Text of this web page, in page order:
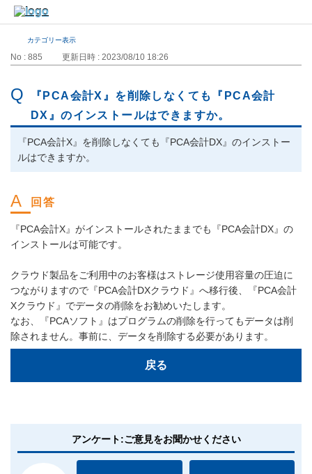
カテゴリー表示
No : 885 更新日時 : 2023/08/10 18:26
『PCA会計X』を削除しなくても『PCA会計
DX』のインストールはできますか。
『PCA会計X』を削除しなくても『PCA会計DX』のインストー
ルはできますか。
『PCA会計X』がインストールされたままでも『PCA会計DX』の
インストールは可能です。
クラウド製品をご利用中のお客様はストレージ使用容量の圧迫に
つながりますので『PCA会計DXクラウド』へ移行後、『PCA会計
Xクラウド』でデータの削除をお勧めいたします。
なお、『PCAソフト』はプログラムの削除を行ってもデータは削
除されません。事前に、データを削除する必要があります。
戻る
アンケート:ご意見をお聞かせください